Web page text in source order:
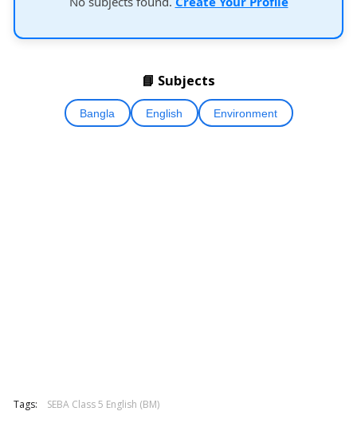
📘 Subjects
Bangla English Environment
Tags: SEBA Class 5 English (BM)